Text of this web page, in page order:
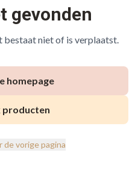
gevonden
bestaat niet of is verplaatst.
homepage
producten
de vorige pagina